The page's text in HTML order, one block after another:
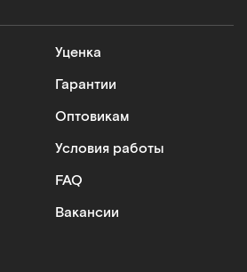
Уценка
Гарантии
Оптовикам
Условия работы
FAQ
Вакансии